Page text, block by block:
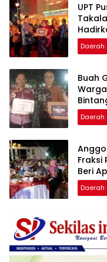
UPT
Daerah
Buah
Daerah
Fraksi
Beri
Daerah